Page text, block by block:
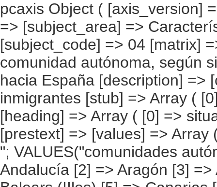
pcaxis Object ( [axis_version] => [creation_date] => 20080709 [note] => [subject_area] => Características de los inmigrantes [subject_code] => 04 [matrix] => 04019 [title] => Inmigrantes por comunidad autónoma, según situación laboral antes de la partida hacia España [description] => [contents] => Inmigrantes [units] => inmigrantes [stub] => Array ( [0] => comunidades autónomas ) [heading] => Array ( [0] => situación laboral antes de la partida ) [prestext] => [values] => Array ( [:www.ine.es tel: " "+34 91 5839100 "; VALUES("comunidades autónomas] => Array ( [0] => Total [1] => Andalucía [2] => Aragón [3] => Asturias (Principado de) [4] => Balears (IIles) [5] => Canarias [6] => Cantabria [7] => Castilla y León [8] => Castilla-La Mancha [9] => Catalunya [10] => Comunitat Valenciana [11] => Extremadura [12] => Galicia [13] => Madrid (Comunidad de) [14] => Murcia(Región de) [15] => Navarra(Comunidad Foral de) [16] => País Vasco [17] => Rioja (La) [18] => Ceuta [19] => Melilla ) [situación laboral antes de la partida] => Array ( [0] => Total [1] => No ha trabajado o No sabe si ha trabajado [2] => Asalariado del sector público [3] => Asalariado del sector privado [4] => Trabajador independiente o empresario sin asalariados [5] => Empresario con asalariados [6] => Miembro de una cooperativa [7] => Ayuda familiar [8] => Otra situación [9] => No sabe su situación profesional ) ) [codes] => Array ( [comunidades autónomas] => "CA00","CA01","CA02","CA03","CA04","CA05", "CA06","CA07","CA08","CA09","CA10","CA11","CA12","CA13","CA14","CA15", "CA16","CA17","CA18","CA19" ) [map] => Array ( [comunidades autónomas] => "spain_regions_img_ind" ) [decimals] => 0 [showdecimals] => 0 [source] =>